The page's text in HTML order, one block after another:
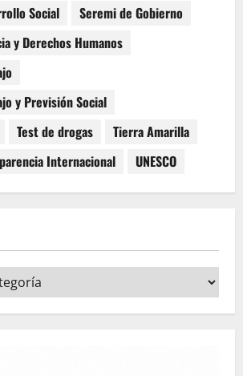
Social
Seremi de Gobierno
y Derechos Humanos
y Previsión Social
Test de drogas
Tierra Amarilla
Internacional UNESCO